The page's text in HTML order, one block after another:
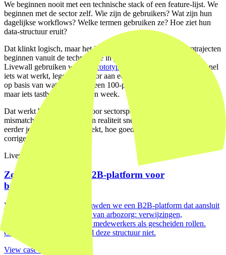
We beginnen nooit met een technische stack of een feature-lijst. We
beginnen met de sector zelf. Wie zijn de gebruikers? Wat zijn hun
dagelijkse workflows? Welke termen gebruiken ze? Hoe ziet hun
data-structuur eruit?
Dat klinkt logisch, maar het is verrassend hoe vaak platformtrajecten
beginnen vanuit de technologie in plaats van de gebruiker. Bij
Livewall gebruiken we een
prototype-first aanpak
: we bouwen snel
iets wat werkt, leggen het voor aan echte gebruikers en passen aan
op basis van wat we zien. Geen 100-pagina's dikke specificaties,
maar iets tastbaars binnen een week.
Dat werkt bijzonder goed voor sectorspecifieke platforms, omdat de
mismatch tussen aanname en realiteit snel zichtbaar wordt. En hoe
eerder je die mismatch ontdekt, hoe goedkoper het is om te
corrigeren.
Livewall case
Zorg van de Zaak: B2B-platform voor
bedrijfsgezondheid
Voor Zorg van de Zaak bouwden we een B2B-platform dat aansluit
op de specifieke werkwijze van arbozorg: verwijzingen,
rapportages, werkgevers en medewerkers als gescheiden rollen.
Generieke HR-software had deze structuur niet.
View case →